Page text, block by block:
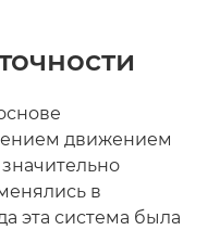
движением
в
эта система была